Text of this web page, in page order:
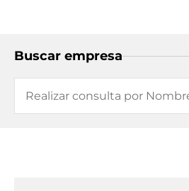
Buscar empresa